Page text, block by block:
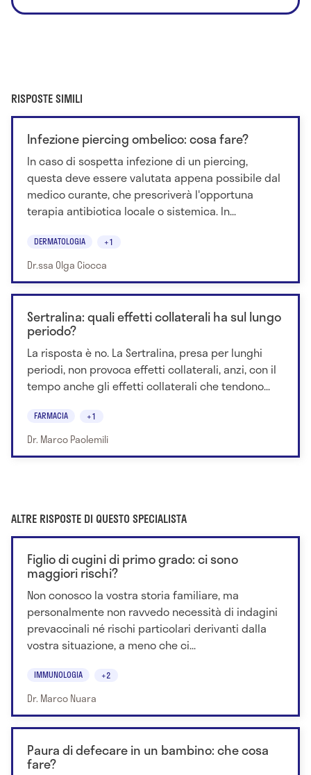
RISPOSTE SIMILI
Infezione piercing ombelico: cosa fare?
In caso di sospetta infezione di un piercing,
questa deve essere valutata appena possibile dal
medico curante, che prescriverà l'opportuna
terapia antibiotica locale o sistemica. In...
DERMATOLOGIA +1
Dr.ssa Olga Ciocca
Sertralina: quali effetti collaterali ha sul lungo
periodo?
La risposta è no. La Sertralina, presa per lunghi
periodi, non provoca effetti collaterali, anzi, con il
tempo anche gli effetti collaterali che tendono...
FARMACIA +1
Dr. Marco Paolemili
ALTRE RISPOSTE DI QUESTO SPECIALISTA
Figlio di cugini di primo grado: ci sono
maggiori rischi?
Non conosco la vostra storia familiare, ma
personalmente non ravvedo necessità di indagini
prevaccinali né rischi particolari derivanti dalla
vostra situazione, a meno che ci...
IMMUNOLOGIA +2
Dr. Marco Nuara
Paura di defecare in un bambino: che cosa
fare?